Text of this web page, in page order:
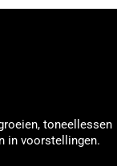
toneellessen
in voorstellingen.